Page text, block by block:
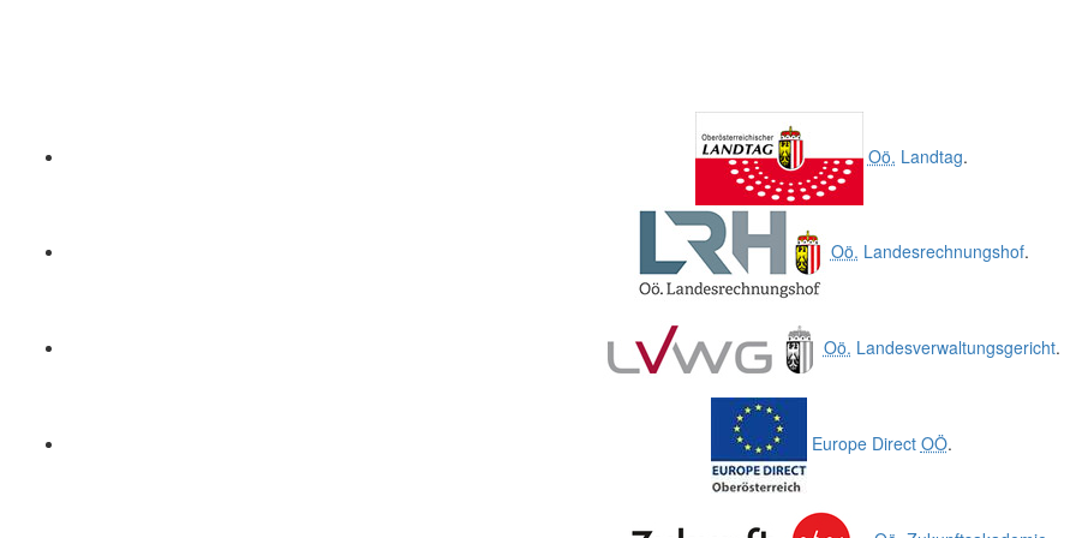
Oö. Landtag.
Oö. Landesrechnungshof.
Oö. Landesverwaltungsgericht.
Europe Direct OÖ.